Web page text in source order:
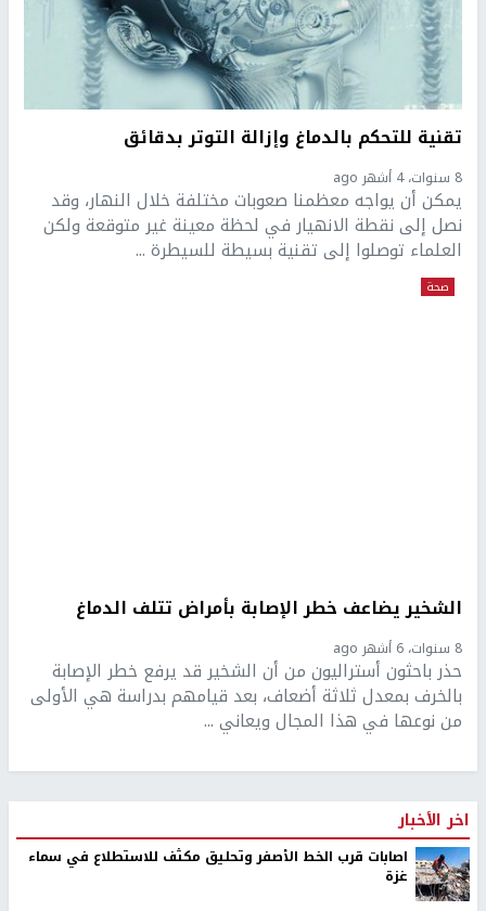
تقنية للتحكم بالدماغ وإزالة التوتر بدقائق
8 سنوات، 4 أشهر ago
يمكن أن يواجه معظمنا صعوبات مختلفة خلال النهار، وقد
نصل إلى نقطة الانهيار في لحظة معينة غير متوقعة ولكن
العلماء توصلوا إلى تقنية بسيطة للسيطرة ...
صحة
الشخير يضاعف خطر الإصابة بأمراض تتلف الدماغ
8 سنوات، 6 أشهر ago
حذر باحثون أستراليون من أن الشخير قد يرفع خطر الإصابة
بالخرف بمعدل ثلاثة أضعاف، بعد قيامهم بدراسة هي الأولى
من نوعها في هذا المجال ويعاني ...
اخر الأخبار
اصابات قرب الخط الأصفر وتحليق مكثف للاستطلاع في سماء
غزة